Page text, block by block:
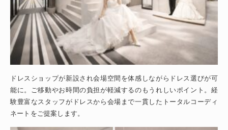
ドレスショップが新設され会場空間を体感しながらドレス選びが可
能に。ご移動やお時間の負担が軽減するのもうれしいポイント。経
験豊富なスタッフがドレスから会場まで一貫したトータルコーディ
ネートをご提案します。